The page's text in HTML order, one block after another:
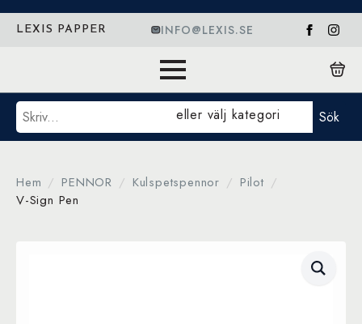
LEXIS PAPPER INFO@LEXIS.SE
Sök eller välj kategori Sök
Hem PENNOR Kulspetspennor
Pilot
V-Sign Pen